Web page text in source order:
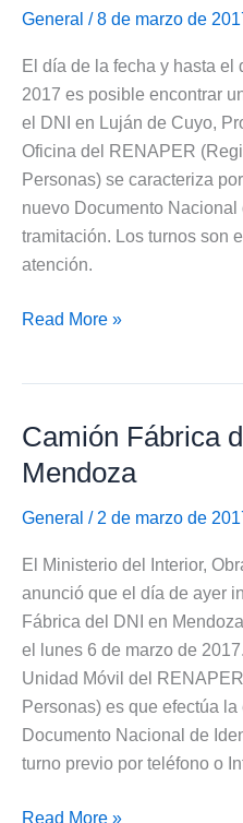
en
General / 8 de marzo de
El día de la fecha y hasta el
2017 es posible encontrar
el DNI en Luján de Cuyo,
Oficina del RENAPER
Personas) se caracteriza
nuevo Documento
tramitación. Los turnos son
atención.
Camión
DNI
en
Luján
de
Provincia
de
Mendoza
Read More »
Camión Fábrica
Mendoza
General / 2 de marzo de
El Ministerio del Interior,
anunció que el día de ayer
Fábrica del DNI en
el lunes 6 de marzo de
Unidad Móvil del
Personas) es que efectúa
Documento Nacional de
turno previo por teléfono o
Camión
Read More »